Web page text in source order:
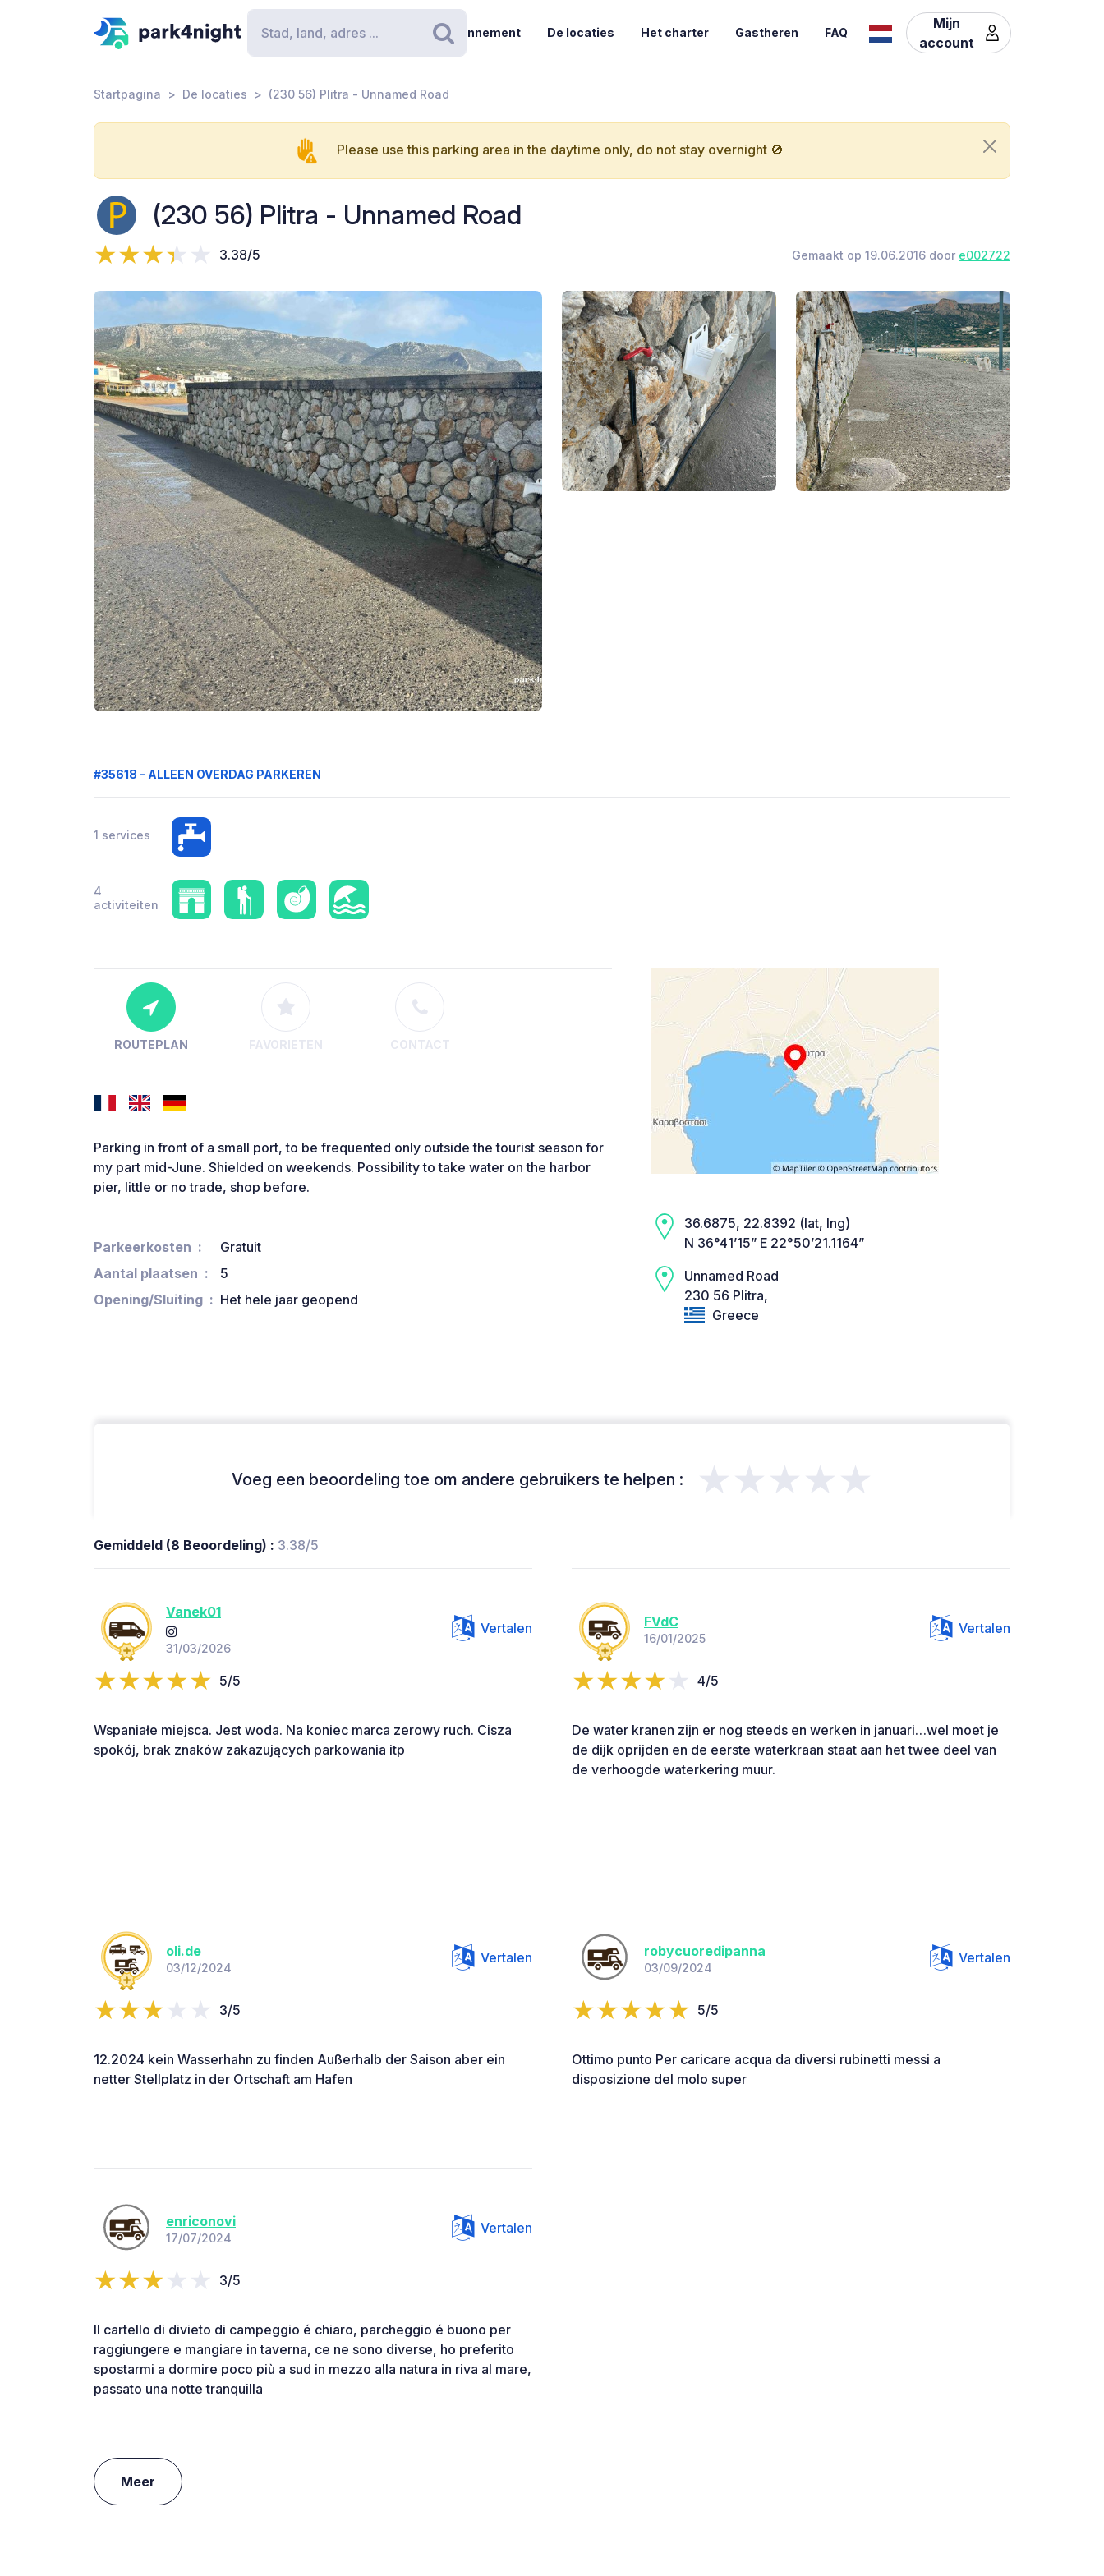
Zoeken
Abonnement De locaties Het charter Gastheren FAQ
Mijn
account
Startpagina De locaties (230 56) Plitra - Unnamed Road
Please use this parking area in the daytime only, do not stay overnight 🚫
(230 56) Plitra - Unnamed Road
3.38/5 Gemaakt op 19.06.2016 door e002722
#35618 - ALLEEN OVERDAG PARKEREN
1 services
4
activiteiten
ROUTEPLAN FAVORIETEN CONTACT
Parking in front of a small port, to be frequented only outside the tourist season for
my part mid-June. Shielded on weekends. Possibility to take water on the harbor
pier, little or no trade, shop before.
Parkeerkosten
Gratuit
Aantal plaatsen
5
Opening/Sluiting
Het hele jaar geopend
36.6875, 22.8392 (lat, lng)
N 36°41’15” E 22°50’21.1164”
Unnamed Road
230 56 Plitra,
Greece
Voeg een beoordeling toe om andere gebruikers te helpen : ★★★★★
Gemiddeld (8 Beoordeling) : 3.38/5
Vanek01
31/03/2026
Vertalen
5/5
Wspaniałe miejsca. Jest woda. Na koniec marca zerowy ruch. Cisza
spokój, brak znaków zakazujących parkowania itp
FVdC
16/01/2025
Vertalen
4/5
De water kranen zijn er nog steeds en werken in januari…wel moet je
de dijk oprijden en de eerste waterkraan staat aan het twee deel van
de verhoogde waterkering muur.
oli.de
03/12/2024
Vertalen
3/5
12.2024 kein Wasserhahn zu finden Außerhalb der Saison aber ein
netter Stellplatz in der Ortschaft am Hafen
robycuoredipanna
03/09/2024
Vertalen
5/5
Ottimo punto Per caricare acqua da diversi rubinetti messi a
disposizione del molo super
enriconovi
17/07/2024
Vertalen
3/5
Il cartello di divieto di campeggio é chiaro, parcheggio é buono per
raggiungere e mangiare in taverna, ce ne sono diverse, ho preferito
spostarmi a dormire poco più a sud in mezzo alla natura in riva al mare,
passato una notte tranquilla
Meer